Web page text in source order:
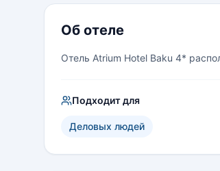
Об отеле
Отель Atrium Hotel Baku 4*
Подходит для
Деловых людей